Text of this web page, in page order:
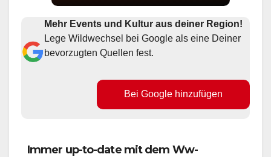
Mehr Events und Kultur aus deiner Region!
Lege Wildwechsel bei Google als eine Deiner
bevorzugten Quellen fest.
Bei Google hinzufügen
Immer up-to-date mit dem Ww-